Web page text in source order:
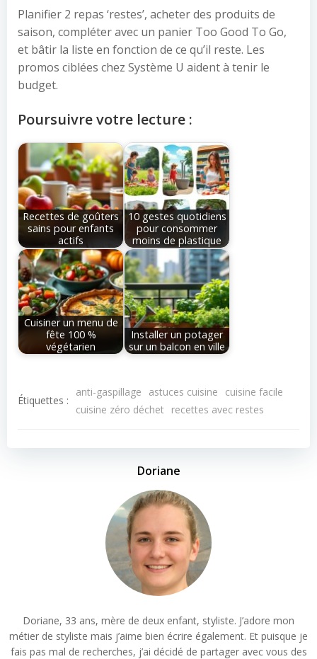
Planifier 2 repas ‘restes’, acheter des produits de
saison, compléter avec un panier Too Good To Go,
et bâtir la liste en fonction de ce qu’il reste. Les
promos ciblées chez Système U aident à tenir le
budget.
Poursuivre votre lecture :
Recettes de goûters
sains pour enfants
actifs
10 gestes quotidiens
pour consommer
moins de plastique
Cuisiner un menu de
fête 100 %
végétarien
Installer un potager
sur un balcon en ville
Étiquettes :
anti-gaspillage astuces cuisine
cuisine facile
cuisine zéro déchet
recettes avec restes
Doriane
Doriane, 33 ans, mère de deux enfant, styliste. J’adore mon
métier de styliste mais j’aime bien écrire également. Et puisque je
fais pas mal de recherches, j’ai décidé de partager avec vous des